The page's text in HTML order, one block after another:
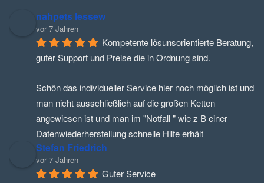
nahpets lessew
vor 7 Jahren
Kompetente lösunsorientierte Beratung,
guter Support und Preise die in Ordnung sind.
Schön das individueller Service hier noch möglich ist und
man nicht ausschließlich auf die großen Ketten
angewiesen ist und man im "Notfall " wie z B einer
Datenwiederherstellung schnelle Hilfe erhält
Stefan Friedrich
vor 7 Jahren
Guter Service